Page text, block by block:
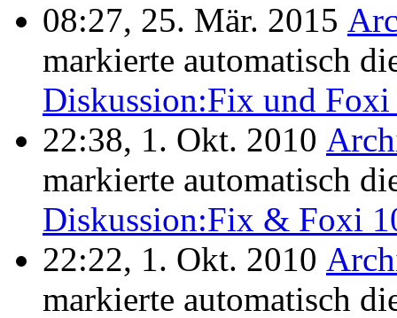
08:27, 25. Mär. 2015
markierte automatisch
Diskussion:Fix und
22:38, 1. Okt. 2010
markierte automatisch
Diskussion:Fix & Foxi
22:22, 1. Okt. 2010
markierte automatisch